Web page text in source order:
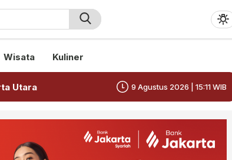
Wisata Kuliner
Utara 9 Agustus 2026 | 15:11 WIB